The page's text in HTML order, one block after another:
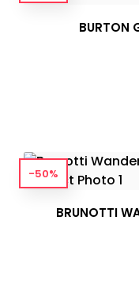
BURTON
BRUNOTTI
-50%